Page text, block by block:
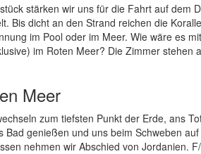
stärken wir uns für die Fahrt auf dem
Bis dicht an den Strand reichen die
im Pool oder im Meer. Wie wäre es
im Roten Meer? Die Zimmer
Meer
zum tiefsten Punkt der Erde, ans
Bad genießen und uns beim Schweben
nehmen wir Abschied von Jordanien.